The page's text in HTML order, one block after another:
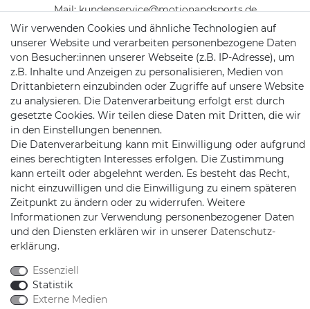
Mail:kundenservice@motionandsports.de
Jochim-Klindt-Str. 5
22926 Ahrensburg
Schnellversand auf Facebook
Schnellversand auf Twitter
Schnellversand auf YouTube
Schnellversand auf
Schnellversand
Wir verwenden Cookies und ähnliche Technologien auf
unserer Website und verarbeiten personenbezogene Daten
von Besucher:innen unserer Webseite (z.B. IP-Adresse), um
z.B. Inhalte und Anzeigen zu personalisieren, Medien von
Drittanbietern einzubinden oder Zugriffe auf unsere Website
zu analysieren. Die Datenverarbeitung erfolgt erst durch
gesetzte Cookies. Wir teilen diese Daten mit Dritten, die wir
in den Einstellungen benennen.
Die Datenverarbeitung kann mit Einwilligung oder aufgrund
eines berechtigten Interesses erfolgen. Die Zustimmung
kann erteilt oder abgelehnt werden. Es besteht das Recht,
nicht einzuwilligen und die Einwilligung zu einem späteren
Zeitpunkt zu ändern oder zu widerrufen. Weitere
Informationen zur Verwendung personenbezogener Daten
und den Diensten erklären wir in unserer Daten­schutz­
erklärung.
Essenziell
Statistik
Externe Medien